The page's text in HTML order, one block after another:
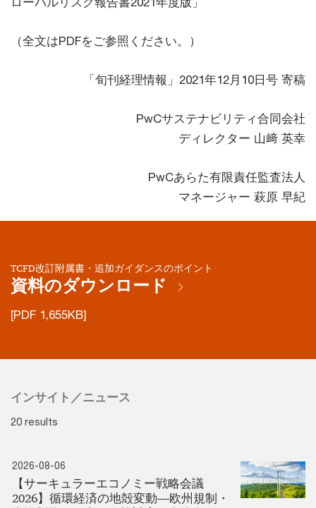
（全文はPDFをご参照ください。）
「旬刊経理情報」2021年12月10日号 寄稿
PwCサステナビリティ合同会社
ディレクター 山﨑 英幸
PwCあらた有限責任監査法人
マネージャー 萩原 早紀
TCFD改訂附属書・追加ガイダンスのポイント
資料のダウンロード
[PDF 1,655KB]
インサイト／ニュース
20 results
2026-08-06
【サーキュラーエコノミー戦略会議
2026】循環経済の地殻変動―欧州規制・